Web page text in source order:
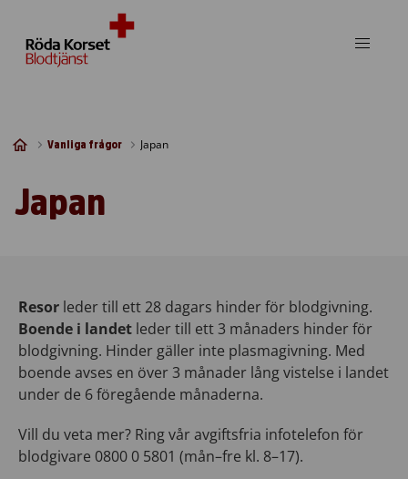
Vanliga frågor Japan
Japan
Resor leder till ett 28 dagars hinder för blodgivning.
Boende i landet leder till ett 3 månaders hinder för
blodgivning. Hinder gäller inte plasmagivning. Med
boende avses en över 3 månader lång vistelse i landet
under de 6 föregående månaderna.
Vill du veta mer? Ring vår avgiftsfria infotelefon för
blodgivare 0800 0 5801 (mån–fre kl. 8–17).​